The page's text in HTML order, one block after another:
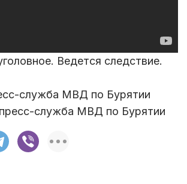
Ведется следствие.
служба МВД по Бурятии
служба МВД по Бурятии